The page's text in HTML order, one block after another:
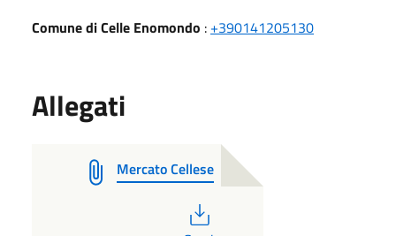
Comune di Celle Enomondo : +390141205130
Allegati
Mercato Cellese